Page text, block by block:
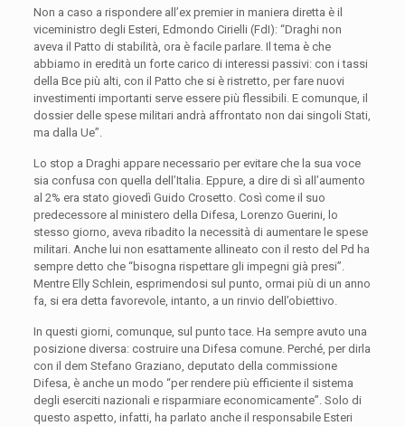
Non a caso a rispondere all’ex premier in maniera diretta è il
viceministro degli Esteri, Edmondo Cirielli (FdI): “Draghi non
aveva il Patto di stabilità, ora è facile parlare. Il tema è che
abbiamo in eredità un forte carico di interessi passivi: con i tassi
della Bce più alti, con il Patto che si è ristretto, per fare nuovi
investimenti importanti serve essere più flessibili. E comunque, il
dossier delle spese militari andrà affrontato non dai singoli Stati,
ma dalla Ue”.
Lo stop a Draghi appare necessario per evitare che la sua voce
sia confusa con quella dell’Italia. Eppure, a dire di sì all’aumento
al 2% era stato giovedì Guido Crosetto. Così come il suo
predecessore al ministero della Difesa, Lorenzo Guerini, lo
stesso giorno, aveva ribadito la necessità di aumentare le spese
militari. Anche lui non esattamente allineato con il resto del Pd ha
sempre detto che “bisogna rispettare gli impegni già presi”.
Mentre Elly Schlein, esprimendosi sul punto, ormai più di un anno
fa, si era detta favorevole, intanto, a un rinvio dell’obiettivo.
In questi giorni, comunque, sul punto tace. Ha sempre avuto una
posizione diversa: costruire una Difesa comune. Perché, per dirla
con il dem Stefano Graziano, deputato della commissione
Difesa, è anche un modo “per rendere più efficiente il sistema
degli eserciti nazionali e risparmiare economicamente”. Solo di
questo aspetto, infatti, ha parlato anche il responsabile Esteri